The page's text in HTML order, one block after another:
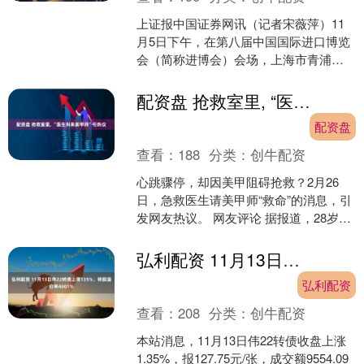
上证报中国证券网讯（记者宋薇萍）11
月5日下午，在第八届中国国际进口博览
会（简称进博会）会场，上海市青浦区
蒂森克虏伯新纪....
配资盘 抢救室里, “医生叫来美甲师”引热议
配资盘
查看： 188 分类：创牛配资
心跳骤停，却因美甲阻碍抢救？2月26
日，急救医生请美甲师“救命”的消息，引
发网友热议。 网友评论 据报道，28岁的
命悬一线，医....
弘利配资 11月13日伟22转债上涨135%，转股溢价率4601%
弘利配资
查看：208 分类：创牛配资
本站消息，11月13日伟22转债收盘上涨
1.35%，报127.75元/张，成交额9554.09